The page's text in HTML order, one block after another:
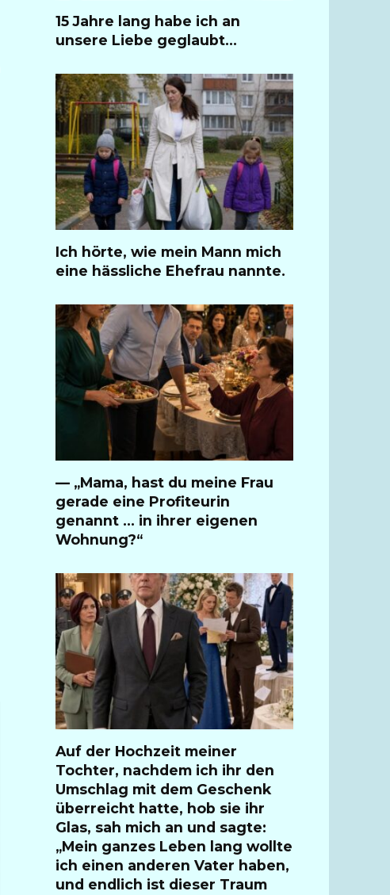
15 Jahre lang habe ich an
unsere Liebe geglaubt…
Ich hörte, wie mein Mann mich
eine hässliche Ehefrau nannte.
— „Mama, hast du meine Frau
gerade eine Profiteurin
genannt … in ihrer eigenen
Wohnung?“
Auf der Hochzeit meiner
Tochter, nachdem ich ihr den
Umschlag mit dem Geschenk
überreicht hatte, hob sie ihr
Glas, sah mich an und sagte:
„Mein ganzes Leben lang wollte
ich einen anderen Vater haben,
und endlich ist dieser Traum